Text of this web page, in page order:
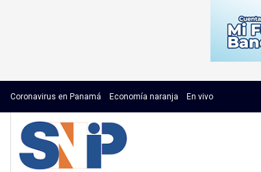
Coronavirus en Panamá Economía naranja En vivo